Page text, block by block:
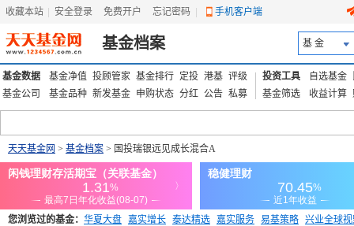
收藏本站 安全登录 免费开户 忘记密码 手机客户端
基金档案 基 金
基金数据 基金净值 投顾管家 基金排行 定投 港基 评级
基金公司
基金品种 新发基金 申购状态 分红 公告 私募
投资工具 自选基金
基金筛选
收益计算
天天基金网 > 基金档案 > 国投瑞银远见成长混合A
您浏览过的基金： 华夏大盘 嘉实增长 泰达精选 嘉实服务 易基策略 兴业全球